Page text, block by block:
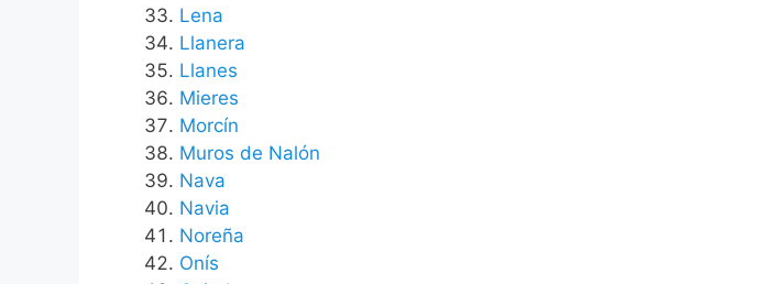
Lena
Llanera
Llanes
Mieres
Morcín
Muros de Nalón
Nava
Navia
Noreña
Onís